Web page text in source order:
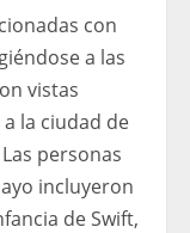
con
a las
vistas
la ciudad de
personas
incluyeron
de Swift,